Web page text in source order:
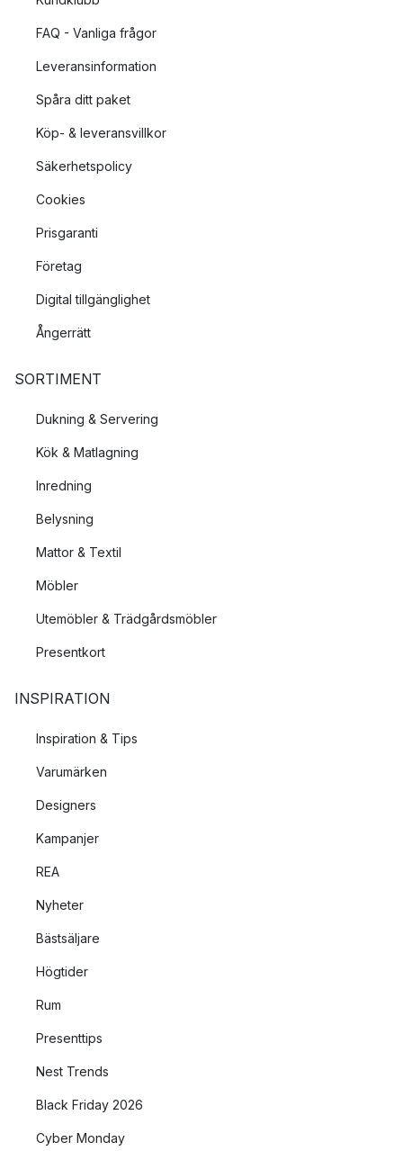
FAQ - Vanliga frågor
Leveransinformation
Spåra ditt paket
Köp- & leveransvillkor
Säkerhetspolicy
Cookies
Prisgaranti
Företag
Digital tillgänglighet
Ångerrätt
SORTIMENT
Dukning & Servering
Kök & Matlagning
Inredning
Belysning
Mattor & Textil
Möbler
Utemöbler & Trädgårdsmöbler
Presentkort
INSPIRATION
Inspiration & Tips
Varumärken
Designers
Kampanjer
REA
Nyheter
Bästsäljare
Högtider
Rum
Presenttips
Nest Trends
Black Friday 2026
Cyber Monday